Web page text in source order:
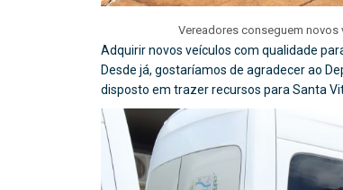
Vereadores conseguem novos
Adquirir novos veículos com qualidade
Desde já, gostaríamos de agradecer ao
disposto em trazer recursos para Santa